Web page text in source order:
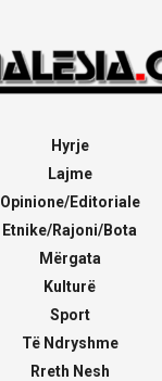
Hyrje
Lajme
Opinione/Editoriale
Etnike/Rajoni/Bota
Mërgata
Kulturë
Sport
Të Ndryshme
Rreth Nesh